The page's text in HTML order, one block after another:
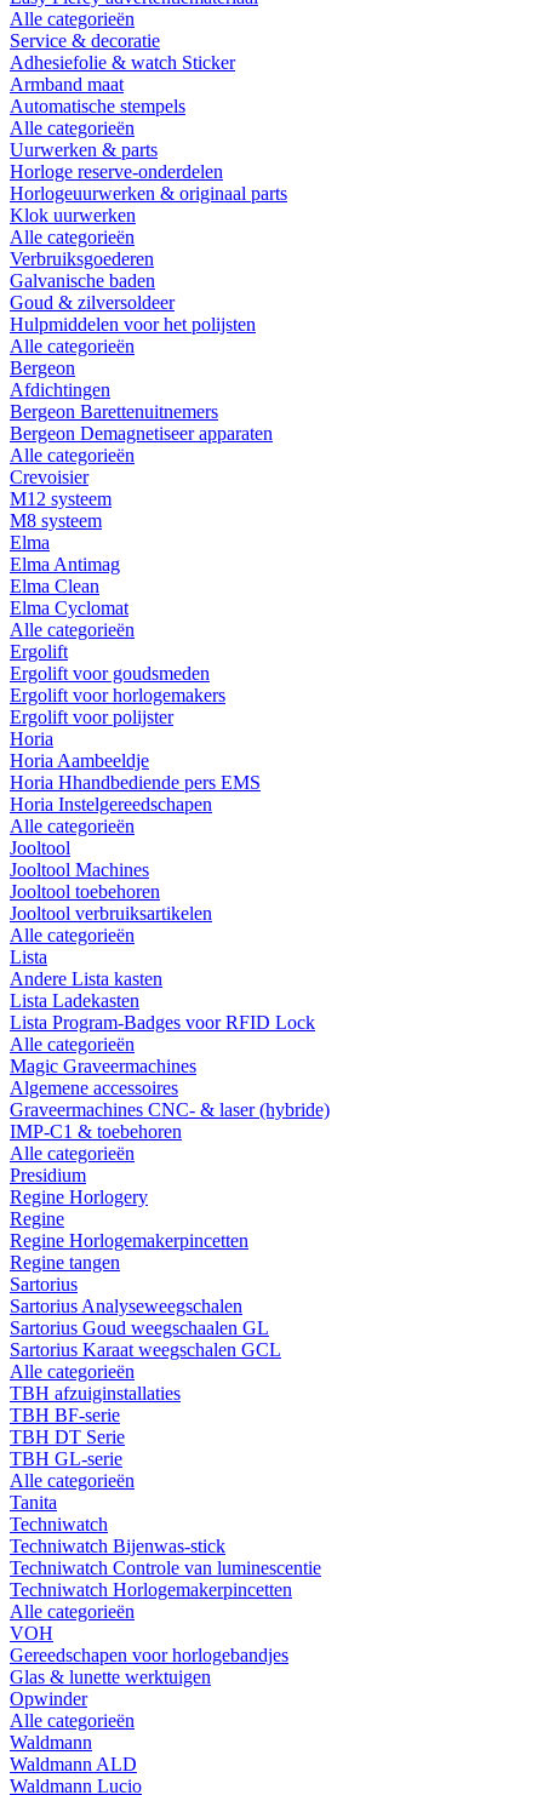
Alle categorieën
Service & decoratie
Adhesiefolie & watch Sticker
Armband maat
Automatische stempels
Alle categorieën
Uurwerken & parts
Horloge reserve-onderdelen
Horlogeuurwerken & originaal parts
Klok uurwerken
Alle categorieën
Verbruiksgoederen
Galvanische baden
Goud & zilversoldeer
Hulpmiddelen voor het polijsten
Alle categorieën
Bergeon
Afdichtingen
Bergeon Barettenuitnemers
Bergeon Demagnetiseer apparaten
Alle categorieën
Crevoisier
M12 systeem
M8 systeem
Elma
Elma Antimag
Elma Clean
Elma Cyclomat
Alle categorieën
Ergolift
Ergolift voor goudsmeden
Ergolift voor horlogemakers
Ergolift voor polijster
Horia
Horia Aambeeldje
Horia Hhandbediende pers EMS
Horia Instelgereedschapen
Alle categorieën
Jooltool
Jooltool Machines
Jooltool toebehoren
Jooltool verbruiksartikelen
Alle categorieën
Lista
Andere Lista kasten
Lista Ladekasten
Lista Program-Badges voor RFID Lock
Alle categorieën
Magic Graveermachines
Algemene accessoires
Graveermachines CNC- & laser (hybride)
IMP-C1 & toebehoren
Alle categorieën
Presidium
Regine Horlogery
Regine
Regine Horlogemakerpincetten
Regine tangen
Sartorius
Sartorius Analyseweegschalen
Sartorius Goud weegschaalen GL
Sartorius Karaat weegschalen GCL
Alle categorieën
TBH afzuiginstallaties
TBH BF-serie
TBH DT Serie
TBH GL-serie
Alle categorieën
Tanita
Techniwatch
Techniwatch Bijenwas-stick
Techniwatch Controle van luminescentie
Techniwatch Horlogemakerpincetten
Alle categorieën
VOH
Gereedschapen voor horlogebandjes
Glas & lunette werktuigen
Opwinder
Alle categorieën
Waldmann
Waldmann ALD
Waldmann Lucio